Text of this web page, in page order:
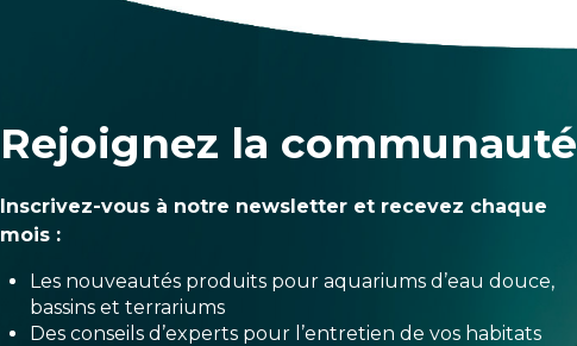
Rejoignez la communauté
Inscrivez-vous à notre newsletter et recevez chaque
mois :
Les nouveautés produits pour aquariums d’eau douce,
bassins et terrariums
Des conseils d’experts pour l’entretien de vos habitats